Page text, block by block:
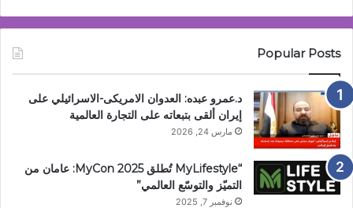
Popular Posts
د.عمرو عبده: العدوان الامريكى-الاسرائيلي على
إيران ألقى بتبعاته على التجارة العالمية
مارس 24, 2026
“MyLifestyle تُطلق MyCon 2025: عامان من
التميّز والتوسّع العالمي”
نوفمبر 7, 2025